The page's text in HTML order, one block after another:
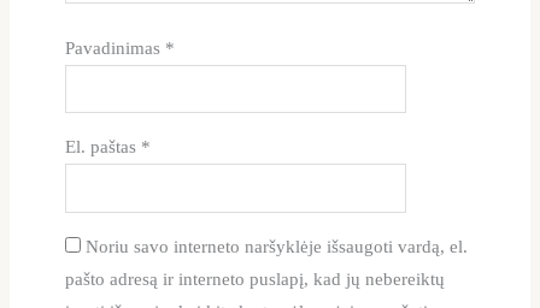
Pavadinimas *
El. paštas *
Noriu savo interneto naršyklėje išsaugoti vardą, el.
pašto adresą ir interneto puslapį, kad jų nebereiktų